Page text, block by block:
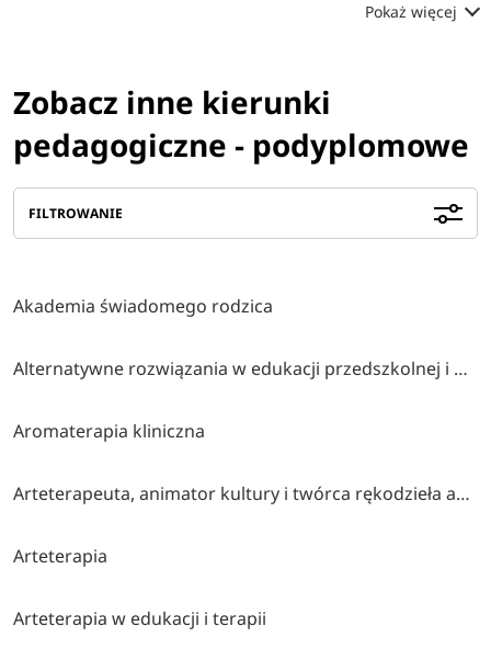
Pokaż więcej
Zobacz inne kierunki
pedagogiczne - podyplomowe
FILTROWANIE
Akademia świadomego rodzica
Alternatywne rozwiązania w edukacji przedszkolnej i wczesnoszkolnej
Aromaterapia kliniczna
Arteterapeuta, animator kultury i twórca rękodzieła artystycznego
Arteterapia
Arteterapia w edukacji i terapii